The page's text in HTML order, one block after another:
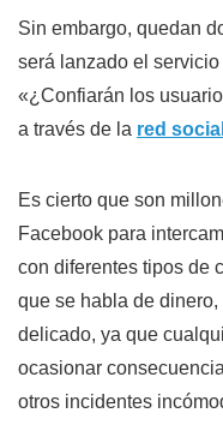
Sin embargo, quedan
será lanzado el
«¿Confiarán los
a través de la red social
Es cierto que son
Facebook para
con diferentes tipos de
que se habla de
delicado, ya que
ocasionar
otros incidentes